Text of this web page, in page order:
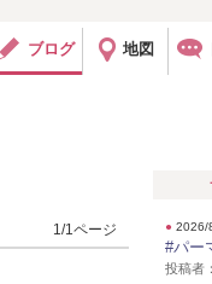
ブログ 地図
1/1ページ ● 2026/
#パー
投稿者：